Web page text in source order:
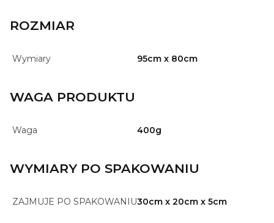
ROZMIAR
Wymiary 95cm x 80cm
WAGA PRODUKTU
Waga 400g
WYMIARY PO SPAKOWANIU
ZAJMUJE PO SPAKOWANIU30cm x 20cm x 5cm